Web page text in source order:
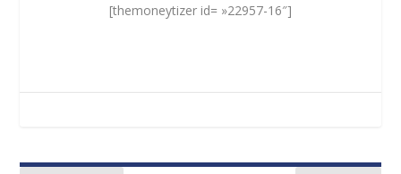
[themoneytizer id= »22957-16″]